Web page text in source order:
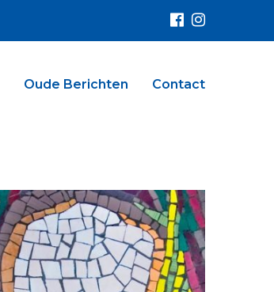
Oude Berichten Contact